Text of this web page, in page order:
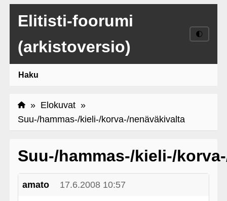
Elitisti-foorumi
(arkistoversio)
🌓
Haku
» Elokuvat»
Suu-/hammas-/kieli-/korva-/nenäväkivalta
Suu-/hammas-/kieli-/
amato 17.6.2008 10:57